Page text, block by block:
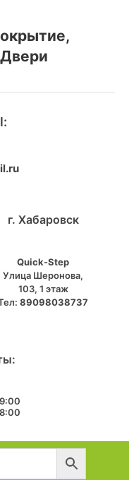
г. Хабаровск
Quick-Step
​Улица Шеронова,
103, ​1 этаж
89098038737